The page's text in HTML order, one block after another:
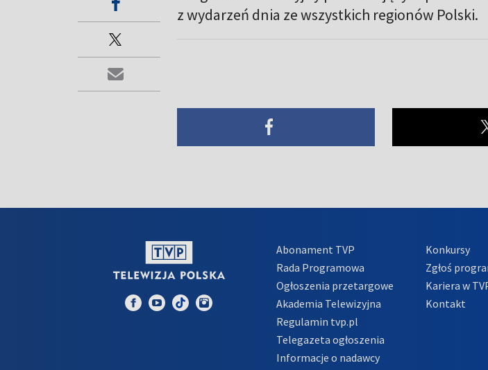
z wydarzeń dnia ze wszystkich regionów Polski.
Abonament TVP
Rada Programowa
Ogłoszenia przetargowe
Akademia Telewizyjna
Regulamin tvp.pl
Telegazeta ogłoszenia
Informacje o nadawcy
Konkursy
Zgłoś
Kariera w
Kontakt